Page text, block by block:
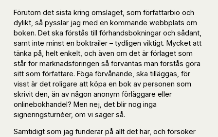
Förutom det sista kring omslaget, som författarbio och
dylikt, så pysslar jag med en kommande webbplats om
boken. Det ska förstås till förhandsbokningar och sådant,
samt inte minst en boktrailer – tydligen viktigt. Mycket att
tänka på, helt enkelt, och även om det är förlaget som
står för marknadsföringen så förväntas man förstås göra
sitt som författare. Föga förvånande, ska tilläggas, för
visst är det roligare att köpa en bok av personen som
skrivit den, än av någon anonym förläggare eller
onlinebokhandel? Men nej, det blir nog inga
signeringsturnéer, om vi säger så.
Samtidigt som jag funderar på allt det här, och försöker